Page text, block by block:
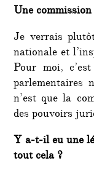
Une
Je verrais
nationale et
Pour moi,
parlementaires
n’est que la
des pouvoirs
Y a-t-il eu une
tout cela ?